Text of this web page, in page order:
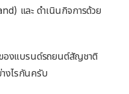
และ ดำเนินกิจการด้วย
องแบรนด์รถยนต์สัญชาติ
งไรกันครับ